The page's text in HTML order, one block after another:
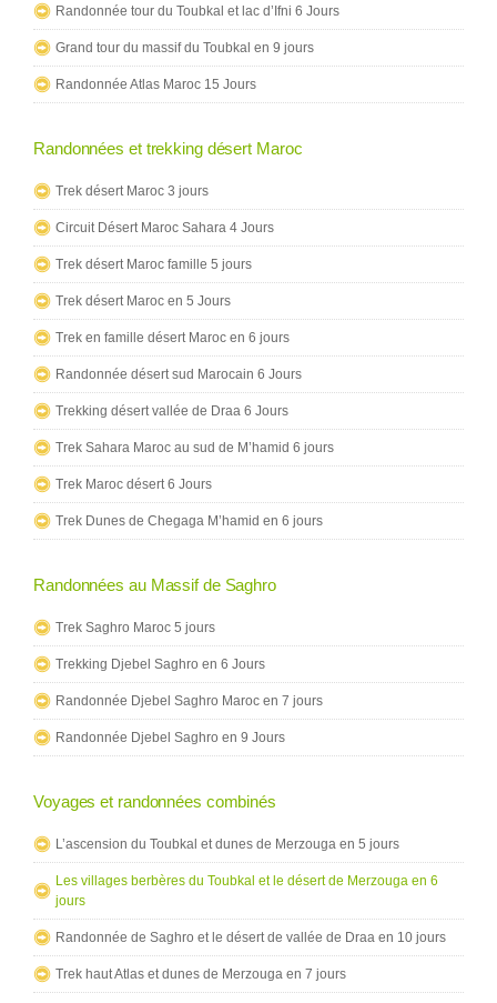
Randonnée tour du Toubkal et lac d’Ifni 6 Jours
Grand tour du massif du Toubkal en 9 jours
Randonnée Atlas Maroc 15 Jours
Randonnées et trekking désert Maroc
Trek désert Maroc 3 jours
Circuit Désert Maroc Sahara 4 Jours
Trek désert Maroc famille 5 jours
Trek désert Maroc en 5 Jours
Trek en famille désert Maroc en 6 jours
Randonnée désert sud Marocain 6 Jours
Trekking désert vallée de Draa 6 Jours
Trek Sahara Maroc au sud de M’hamid 6 jours
Trek Maroc désert 6 Jours
Trek Dunes de Chegaga M’hamid en 6 jours
Randonnées au Massif de Saghro
Trek Saghro Maroc 5 jours
Trekking Djebel Saghro en 6 Jours
Randonnée Djebel Saghro Maroc en 7 jours
Randonnée Djebel Saghro en 9 Jours
Voyages et randonnées combinés
L’ascension du Toubkal et dunes de Merzouga en 5 jours
Les villages berbères du Toubkal et le désert de Merzouga en 6
jours
Randonnée de Saghro et le désert de vallée de Draa en 10 jours
Trek haut Atlas et dunes de Merzouga en 7 jours